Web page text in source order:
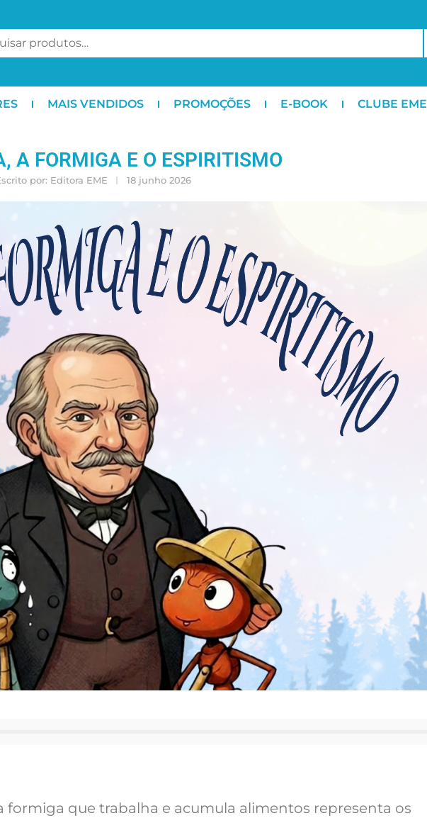
MAIS VENDIDOS PROMOÇÕES E-BOOK CLUBE EME
A FORMIGA E O ESPIRITISMO
por: Editora EME 18 junho 2026
formiga que trabalha e acumula alimentos representa os